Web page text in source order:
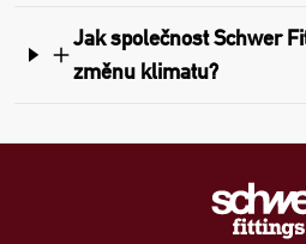
Jak společnost Schwer
změnu klimatu?